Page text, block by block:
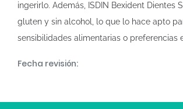
ingerirlo. Además, ISDIN Bexident Dientes
gluten y sin alcohol, lo que lo hace apto
sensibilidades alimentarias o preferencias
Fecha revisión: